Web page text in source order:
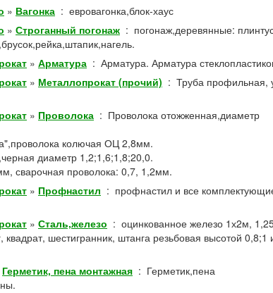
» Вагонка : евровагонка,блок-хаус
» Строганный погонаж : погонаж,деревянные:
» Арматура : Арматура. Арматура
» Металлопрокат (прочий) : Труба профильная,
» Проволока : Проволока отожженная,диаметр
колючая ОЦ 2,8мм.
диаметр 1,2;1,6;1,8;20,0.
сварочная проволока: 0,7, 1,2мм.
» Профнастил : профнастил и все
» Сталь,железо : оцинкованное железо 1х2м,
квадрат, шестигранник, штанга резьбовая высотой 0,8;1
Герметик, пена монтажная : Герметик,пена